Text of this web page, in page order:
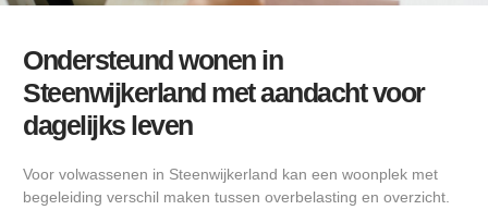
Ondersteund wonen in
Steenwijkerland met aandacht voor
dagelijks leven
Voor volwassenen in Steenwijkerland kan een woonplek met
begeleiding verschil maken tussen overbelasting en overzicht.